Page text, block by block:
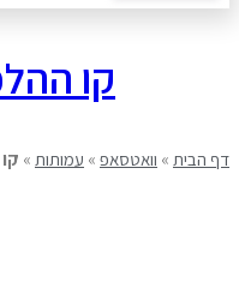
קו
»וואטסאפ»עמותות»קו